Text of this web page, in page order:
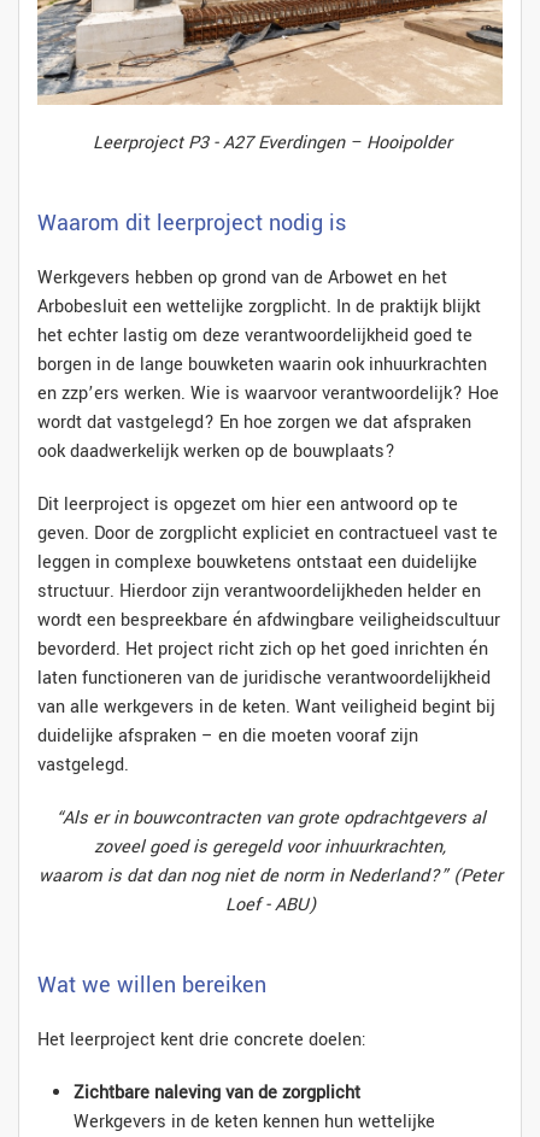
Leerproject P3 - A27 Everdingen – Hooipolder
Waarom dit leerproject nodig is
Werkgevers hebben op grond van de Arbowet en het
Arbobesluit een wettelijke zorgplicht. In de praktijk blijkt
het echter lastig om deze verantwoordelijkheid goed te
borgen in de lange bouwketen waarin ook inhuurkrachten
en zzp’ers werken. Wie is waarvoor verantwoordelijk? Hoe
wordt dat vastgelegd? En hoe zorgen we dat afspraken
ook daadwerkelijk werken op de bouwplaats?
Dit leerproject is opgezet om hier een antwoord op te
geven. Door de zorgplicht expliciet en contractueel vast te
leggen in complexe bouwketens ontstaat een duidelijke
structuur. Hierdoor zijn verantwoordelijkheden helder en
wordt een bespreekbare én afdwingbare veiligheidscultuur
bevorderd. Het project richt zich op het goed inrichten én
laten functioneren van de juridische verantwoordelijkheid
van alle werkgevers in de keten. Want veiligheid begint bij
duidelijke afspraken – en die moeten vooraf zijn
vastgelegd.
“Als er in bouwcontracten van grote opdrachtgevers al
zoveel goed is geregeld voor inhuurkrachten,
waarom is dat dan nog niet de norm in Nederland?” (Peter
Loef - ABU)
Wat we willen bereiken
Het leerproject kent drie concrete doelen:
Zichtbare naleving van de zorgplicht
Werkgevers in de keten kennen hun wettelijke